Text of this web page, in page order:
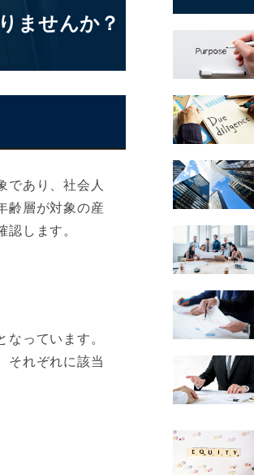
ませんか？
であり、社会人
齢層が対象の産
します。
っています。
それぞれに該当